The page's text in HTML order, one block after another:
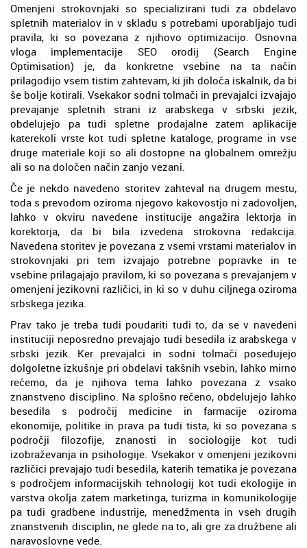
Omenjeni strokovnjaki so specializirani tudi za obdelavo
spletnih materialov in v skladu s potrebami uporabljajo tudi
pravila, ki so povezana z njihovo optimizacijo. Osnovna
vloga implementacije SEO orodij (Search Engine
Optimisation) je, da konkretne vsebine na ta način
prilagodijo vsem tistim zahtevam, ki jih določa iskalnik, da bi
še bolje kotirali. Vsekakor sodni tolmači in prevajalci izvajajo
prevajanje spletnih strani iz arabskega v srbski jezik,
obdelujejo pa tudi spletne prodajalne zatem aplikacije
katerekoli vrste kot tudi spletne kataloge, programe in vse
druge materiale koji so ali dostopne na globalnem omrežju
ali so na določen način zanjo vezani.
Če je nekdo navedeno storitev zahteval na drugem mestu,
toda s prevodom oziroma njegovo kakovostjo ni zadovoljen,
lahko v okviru navedene institucije angažira lektorja in
korektorja, da bi bila izvedena strokovna redakcija.
Navedena storitev je povezana z vsemi vrstami materialov in
strokovnjaki pri tem izvajajo potrebne popravke in te
vsebine prilagajajo pravilom, ki so povezana s prevajanjem v
omenjeni jezikovni različici, in ki so v duhu ciljnega oziroma
srbskega jezika.
Prav tako je treba tudi poudariti tudi to, da se v navedeni
instituciji neposredno prevajajo tudi besedila iz arabskega v
srbski jezik. Ker prevajalci in sodni tolmači posedujejo
dolgoletne izkušnje pri obdelavi takšnih vsebin, lahko mirno
rečemo, da je njihova tema lahko povezana z vsako
znanstveno disciplino. Na splošno rečeno, obdelujejo lahko
besedila s področij medicine in farmacije oziroma
ekonomije, politike in prava pa tudi tista, ki so povezana s
področji filozofije, znanosti in sociologije kot tudi
izobraževanja in psihologije. Vsekakor v omenjeni jezikovni
različici prevajajo tudi besedila, katerih tematika je povezana
s področjem informacijskih tehnologij kot tudi ekologije in
varstva okolja zatem marketinga, turizma in komunikologije
pa tudi gradbene industrije, menedžmenta in vseh drugih
znanstvenih disciplin, ne glede na to, ali gre za družbene ali
naravoslovne vede.